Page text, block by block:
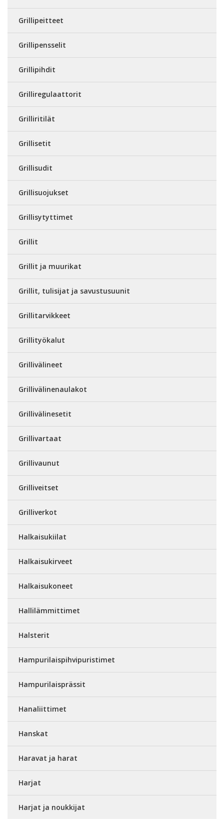
Grillipeitteet
Grillipensselit
Grillipihdit
Grilliregulaattorit
Grilliritilät
Grillisetit
Grillisudit
Grillisuojukset
Grillisytyttimet
Grillit
Grillit ja muurikat
Grillit, tulisijat ja savustusuunit
Grillitarvikkeet
Grillityökalut
Grillivälineet
Grillivälinenaulakot
Grillivälinesetit
Grillivartaat
Grillivaunut
Grilliveitset
Grilliverkot
Halkaisukiilat
Halkaisukirveet
Halkaisukoneet
Hallilämmittimet
Halsterit
Hampurilaispihvipuristimet
Hampurilaisprässit
Hanaliittimet
Hanskat
Haravat ja harat
Harjat
Harjat ja noukkijat